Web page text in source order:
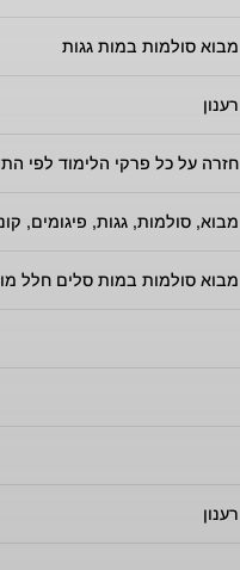
מבוא סולמות במות גגות
רענון
חזרה על כל פרקי הלימוד לפי
מבוא, סולמות, גגות, פיגומים,
מבוא סולמות במות סלים חלל
רענון